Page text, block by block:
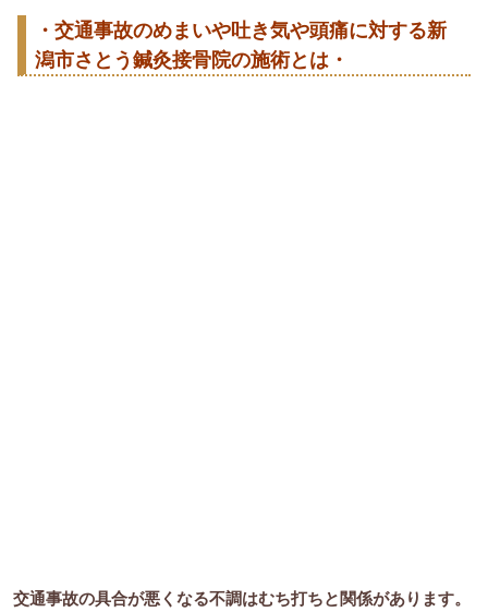
・交通事故のめまいや吐き気や頭痛に対する新
潟市さとう鍼灸接骨院の施術とは・
交通事故の具合が悪くなる不調はむち打ちと関係があります。